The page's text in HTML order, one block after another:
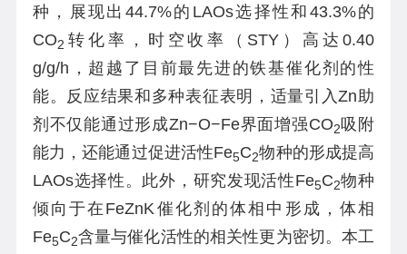
种，展现出44.7%的LAOs选择性和43.3%的
CO2 转化率，时空收率（STY）高达0.40
g/g/h，超越了目前最先进的铁基催化剂的性
能。反应结果和多种表征表明，适量引入Zn助
剂不仅能通过形成Zn−O−Fe界面增强CO2吸附
能力，还能通过促进活性Fe5C2物种的形成提高
LAOs选择性。此外，研究发现活性Fe5C2物种
倾向于在FeZnK催化剂的体相中形成，体相
Fe5C2含量与催化活性的相关性更为密切。本工